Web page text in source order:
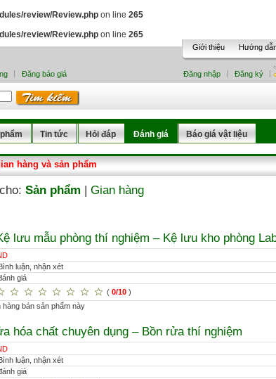
review/Review.php on line 265
review/Review.php on line 265
Giới thiệu Hướng
Đăng báo giá Đăng nhập Đăng ký
Tin tức Hỏi đáp Đánh giá Báo giá vật liệu
hàng và sản phẩm
Sản phẩm Gian hàng
lưu mẫu phòng thí nghiệm – Kệ lưu kho phòng
luận, nhận xét
giá
( 0/10 )
bán sản phẩm này
hóa chất chuyên dụng – Bồn rửa thí nghiệm
luận, nhận xét
giá